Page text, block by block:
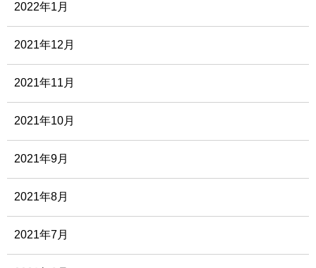
2022年1月
2021年12月
2021年11月
2021年10月
2021年9月
2021年8月
2021年7月